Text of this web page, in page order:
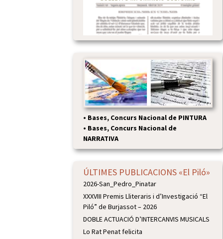
• Bases, Concurs Nacional de PINTURA
• Bases, Concurs Nacional de
NARRATIVA
ÚLTIMES PUBLICACIONS «El Piló»
2026-San_Pedro_Pinatar
XXXVIII Premis Lliteraris i d’Investigació “El
Piló” de Burjassot – 2026
DOBLE ACTUACIÓ D’INTERCANVIS MUSICALS
Lo Rat Penat felicita